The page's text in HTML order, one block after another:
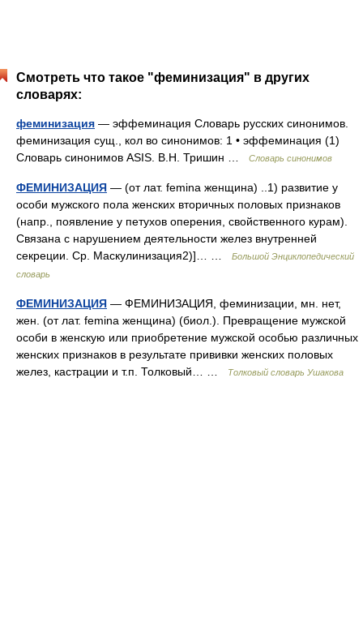
Смотреть что такое "феминизация" в других
словарях:
феминизация — эффеминация Словарь русских синонимов.
феминизация сущ., кол во синонимов: 1 • эффеминация (1)
Словарь синонимов ASIS. В.Н. Тришин …
Словарь синонимов
ФЕМИНИЗАЦИЯ — (от лат. femina женщина) ..1) развитие у
особи мужского пола женских вторичных половых признаков
(напр., появление у петухов оперения, свойственного курам).
Связана с нарушением деятельности желез внутренней
секреции. Ср. Маскулинизация2)]… …
Большой Энциклопедический
словарь
ФЕМИНИЗАЦИЯ — ФЕМИНИЗАЦИЯ, феминизации, мн. нет,
жен. (от лат. femina женщина) (биол.). Превращение мужской
особи в женскую или приобретение мужской особью различных
женских признаков в результате прививки женских половых
желез, кастрации и т.п. Толковый… …
Толковый словарь Ушакова